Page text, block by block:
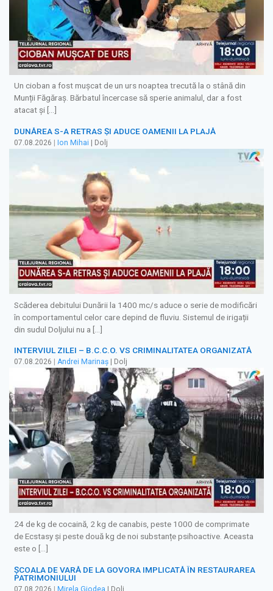
Un cioban a fost mușcat de un urs noaptea trecută la o stână din
Munții Făgăraș. Bărbatul încercase să sperie animalul, dar a fost
atacat și […]
DUNĂREA S-A RETRAS ŞI ADUCE OAMENII LA PLAJĂ
07.08.2026 | Ion Mihai | Dolj
Scăderea debitului Dunării la 1400 mc/s aduce o serie de modificări
în comportamentul celor care depind de fluviu. Sistemul de irigații
din sudul Doljului nu a […]
INTERVIUL ZILEI – B.C.C.O. VS CRIMINALITATEA ORGANIZATĂ
07.08.2026 Andrei Marinaș | Dolj
24 de kg de cocaină, 2 kg de canabis, peste 1000 de comprimate
de Ecstasy și peste două kg de noi substanțe psihoactive. Aceasta
este o […]
ȘCOALA DE VARĂ DE LA GOVORA IMPLICATĂ ÎN RESTAURAREA
PATRIMONIULUI
07.08.2026 | Mirela Giodea | Dolj